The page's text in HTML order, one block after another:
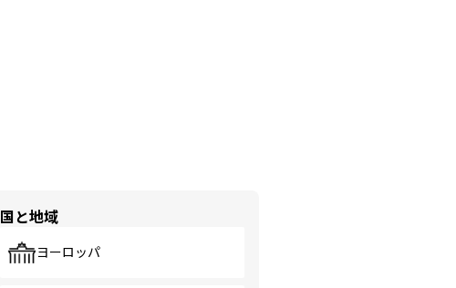
国と地域
ヨーロッパ